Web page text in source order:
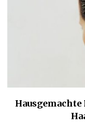
Hausgemachte